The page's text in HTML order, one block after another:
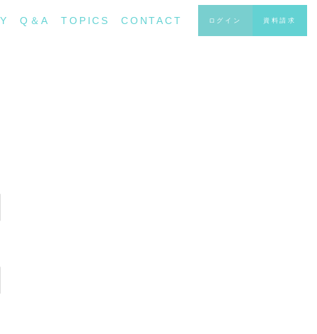
Q＆A TOPICS CONTACT ログイン 資料請求